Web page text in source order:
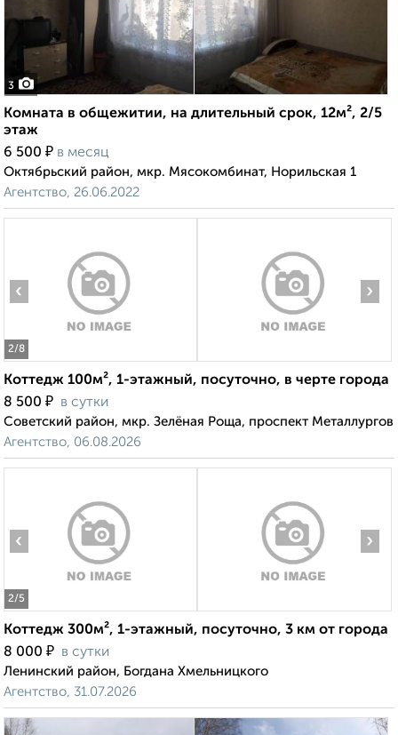
3
Комната в общежитии, на длительный срок, 12м², 2/5
этаж
6 500 ₽ в месяц
Октябрьский район, мкр. Мясокомбинат, Норильская 1
Агентство, 26.06.2022
2/8
‹ ›
Коттедж 100м², 1-этажный, посуточно, в черте города
8 500 ₽ в сутки
Советский район, мкр. Зелёная Роща, проспект Металлургов
Агентство, 06.08.2026
2/5
‹ ›
Коттедж 300м², 1-этажный, посуточно, 3 км от города
8 000 ₽ в сутки
Ленинский район, Богдана Хмельницкого
Агентство, 31.07.2026